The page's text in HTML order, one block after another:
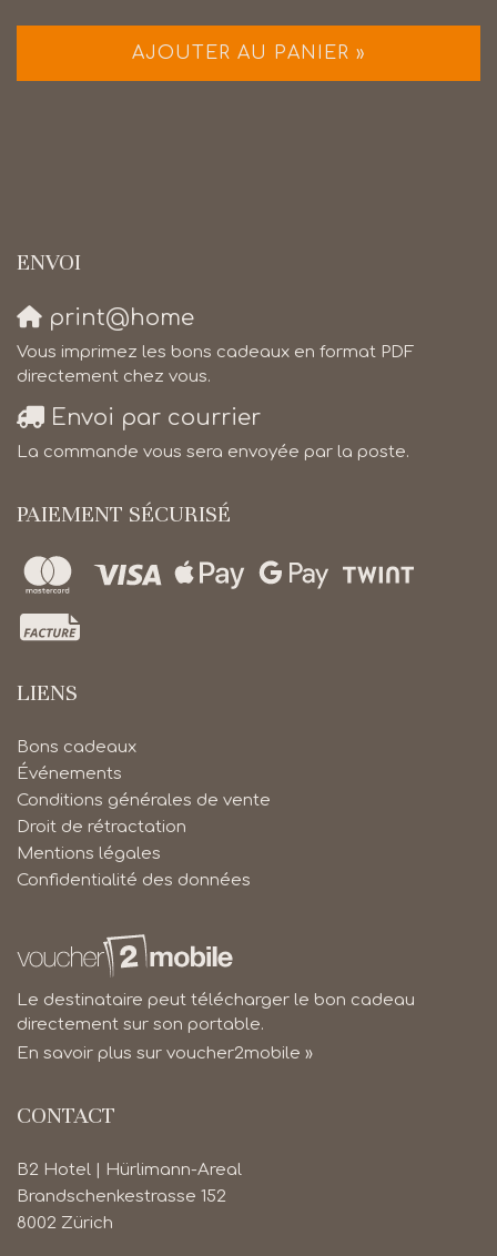
AJOUTER AU PANIER »
ENVOI
print@home
Vous imprimez les bons cadeaux en format PDF
directement chez vous.
Envoi par courrier
La commande vous sera envoyée par la poste.
PAIEMENT SÉCURISÉ
LIENS
Bons cadeaux
Événements
Conditions générales de vente
Droit de rétractation
Mentions légales
Confidentialité des données
Le destinataire peut télécharger le bon cadeau
directement sur son portable.
En savoir plus sur voucher2mobile »
CONTACT
B2 Hotel | Hürlimann-Areal
Brandschenkestrasse 152
8002 Zürich